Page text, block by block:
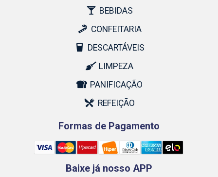
BEBIDAS
CONFEITARIA
DESCARTÁVEIS
LIMPEZA
PANIFICAÇÃO
REFEIÇÃO
Formas de Pagamento
Baixe já nosso APP